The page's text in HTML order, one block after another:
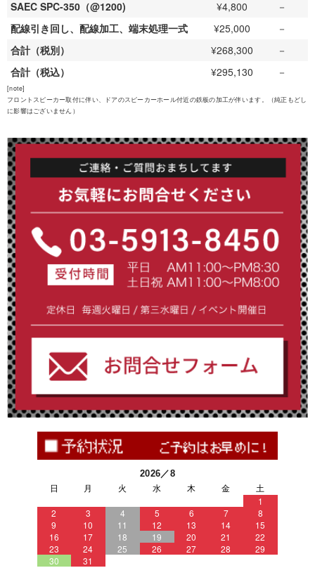
SAEC SPC-350（@1200) ¥4,800
－
配線引き回し、配線加工、端末処理一式
¥25,000
－
合計（税別）
¥268,300
－
合計（税込）
¥295,130 －
[note]
フロントスピーカー取付に伴い、ドアのスピーカーホール付近の鉄板の加工が伴います。（純正もどし
に影響はございません）
2026／8
日 月 火 水 木 金
土
1
2
3 4 5 6 7
8
9
10 11 12 13 14
15
16
17 18 19 20 21
22
23
24 25 26 27 28
29
30
31